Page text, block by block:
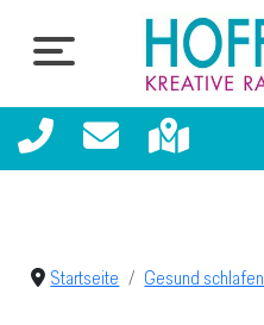
Startseite Gesund schlafen